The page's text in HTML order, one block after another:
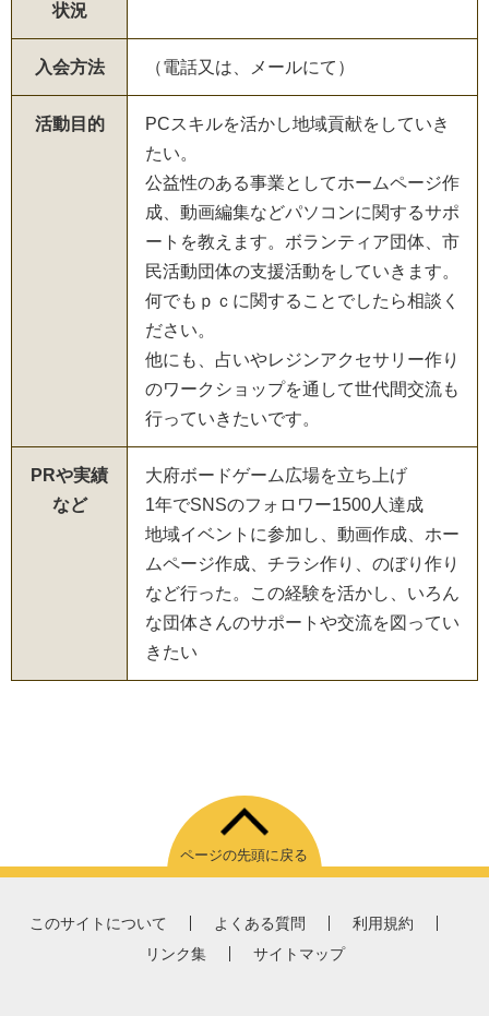
状況
入会方法 （電話又は、メールにて）
活動目的
PCスキルを活かし地域貢献をしていき
たい。
公益性のある事業としてホームページ作
成、動画編集などパソコンに関するサポ
ートを教えます。ボランティア団体、市
民活動団体の支援活動をしていきます。
何でもｐｃに関することでしたら相談く
ださい。
他にも、占いやレジンアクセサリー作り
のワークショップを通して世代間交流も
行っていきたいです。
PRや実績
など
大府ボードゲーム広場を立ち上げ
1年でSNSのフォロワー1500人達成
地域イベントに参加し、動画作成、ホー
ムページ作成、チラシ作り、のぼり作り
など行った。この経験を活かし、いろん
な団体さんのサポートや交流を図ってい
きたい
ページの先頭に戻る
このサイトについて よくある質問
利用規約
リンク集
サイトマップ